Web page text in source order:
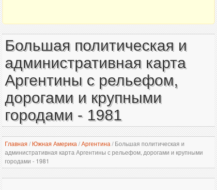
Большая политическая и
административная карта
Аргентины с рельефом,
дорогами и крупными
городами - 1981
Главная / Южная Америка /Аргентина /Большая политическая и
административная карта Аргентины с рельефом, дорогами и крупными
городами - 1981